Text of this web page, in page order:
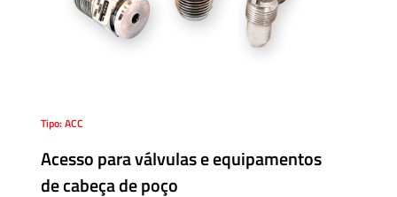
Tipo: ACC
Acesso para válvulas e equipamentos
de cabeça de poço